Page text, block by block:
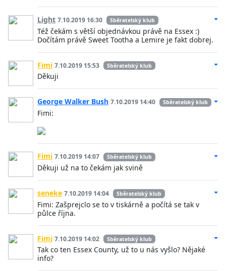
Light 7.10.2019 16:30 Sběratelský klub
Též čekám s větší objednávkou právě na Essex :)
Dočítám právě Sweet Tootha a Lemire je fakt dobrej.
Fimi 7.10.2019 15:53 Sběratelský klub
Děkuji
George Walker Bush 7.10.2019 14:40 Sběratelský klub
Fimi:
Fimi 7.10.2019 14:07 Sběratelský klub
Děkuji už na to čekám jak svině
seneke 7.10.2019 14:04 Sběratelský klub
Fimi: Zašprejclo se to v tiskárně a počítá se tak v
půlce října.
Fimi 7.10.2019 14:02 Sběratelský klub
Tak co ten Essex County, už to u nás vyšlo? Nějaké
info?